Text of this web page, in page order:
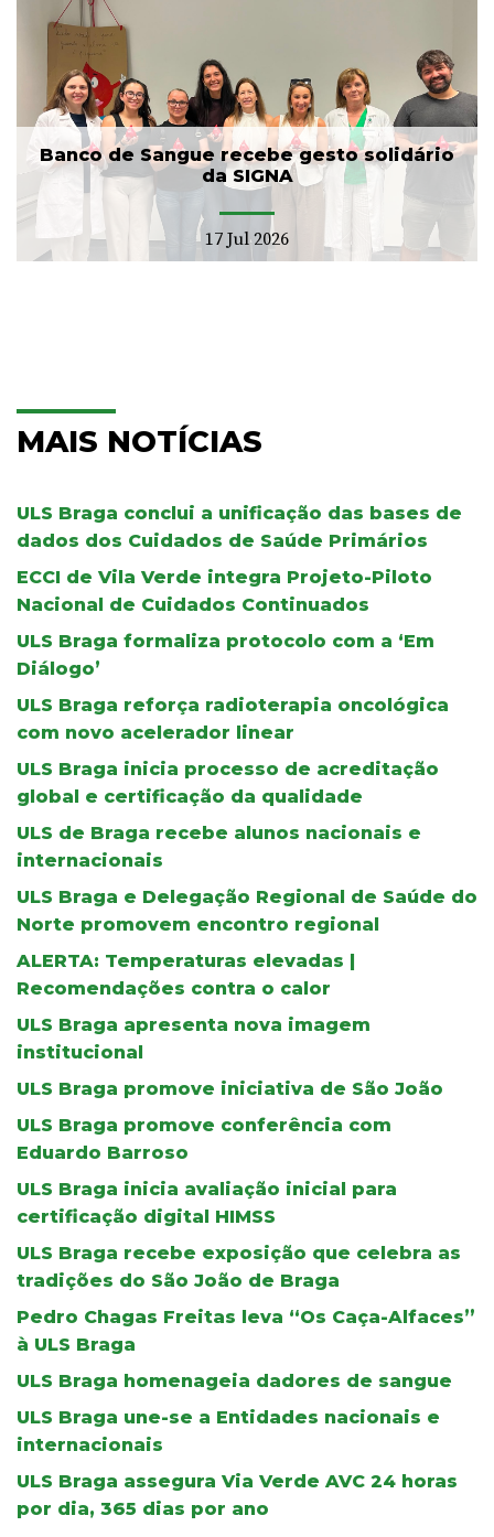
Banco de Sangue recebe gesto solidário
da SIGNA
17 Jul 2026
MAIS NOTÍCIAS
ULS Braga conclui a unificação das bases de
dados dos Cuidados de Saúde Primários
ECCI de Vila Verde integra Projeto-Piloto
Nacional de Cuidados Continuados
ULS Braga formaliza protocolo com a ‘Em
Diálogo’
ULS Braga reforça radioterapia oncológica
com novo acelerador linear
ULS Braga inicia processo de acreditação
global e certificação da qualidade
ULS de Braga recebe alunos nacionais e
internacionais
ULS Braga e Delegação Regional de Saúde do
Norte promovem encontro regional
ALERTA: Temperaturas elevadas |
Recomendações contra o calor
ULS Braga apresenta nova imagem
institucional
ULS Braga promove iniciativa de São João
ULS Braga promove conferência com
Eduardo Barroso
ULS Braga inicia avaliação inicial para
certificação digital HIMSS
ULS Braga recebe exposição que celebra as
tradições do São João de Braga
Pedro Chagas Freitas leva “Os Caça-Alfaces”
à ULS Braga
ULS Braga homenageia dadores de sangue
ULS Braga une-se a Entidades nacionais e
internacionais
ULS Braga assegura Via Verde AVC 24 horas
por dia, 365 dias por ano